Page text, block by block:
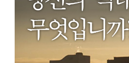
민속이야기